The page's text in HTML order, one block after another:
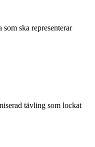
ska representerar
tävling som lockat